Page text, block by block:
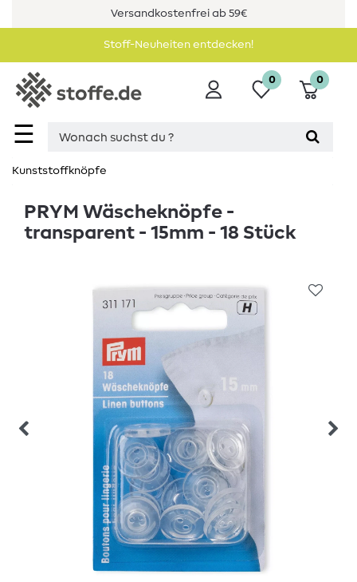
Versandkostenfrei ab 59€
Stoff-Neuheiten entdecken!
☰
0 0
Kunststoffknöpfe
PRYM Wäscheknöpfe -
transparent - 15mm - 18 Stück